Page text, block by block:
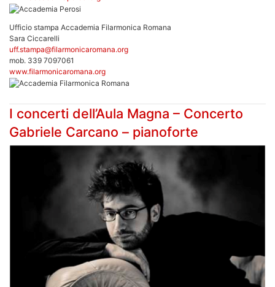
Ufficio stampa Accademia Filarmonica Romana
Sara Ciccarelli
uff.stampa@filarmonicaromana.org
mob. 339 7097061
www.filarmonicaromana.org
I concerti dell’Aula Magna – Concerto
Gabriele Carcano – pianoforte